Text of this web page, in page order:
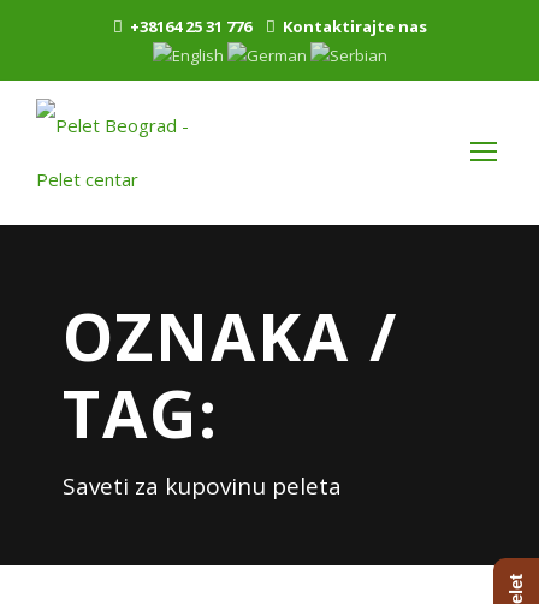
+38164 25 31 776 Kontaktirajte nas
OZNAKA /
TAG:
Saveti za kupovinu peleta